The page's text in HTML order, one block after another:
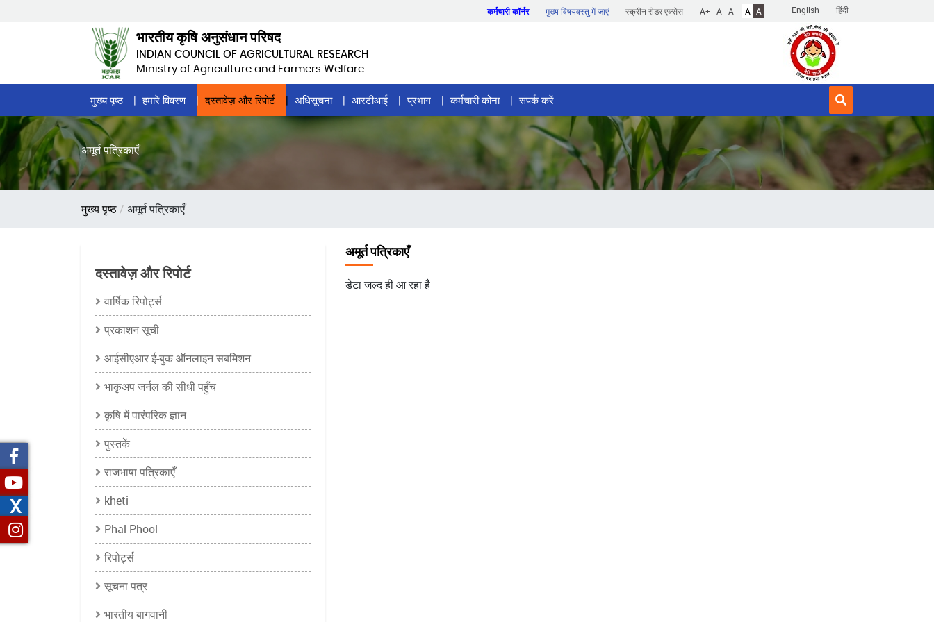
English हिंदी
कर्मचारी कॉर्नर मुख्य विषयवस्तु में जाएं स्क्रीन रीडर एक्सेस A+ A A- A A
भारतीय कृषि अनुसंधान परिषद
INDIAN COUNCIL OF AGRICULTURAL RESEARCH
Ministry of Agriculture and Farmers Welfare
Home
Page
Menu
मुख्य पृष्ठ हमारे विवरण दस्तावेज़ और रिपोर्ट अधिसूचना आरटीआई प्रभाग कर्मचारी कोना संपर्क करें
अमूर्त पत्रिकाएँ
पग
मुख्य पृष्ठ अमूर्त पत्रिकाएँ
दस्तावेज़ और रिपोर्ट
वार्षिक रिपोर्ट्स
प्रकाशन सूची
आईसीएआर ई-बुक ऑनलाइन सबमिशन
भाकृअप जर्नल की सीधी पहुँच
कृषि में पारंपरिक ज्ञान
पुस्तकें
राजभाषा पत्रिकाएँ
kheti
Phal-Phool
रिपोर्ट्स
सूचना-पत्र
भारतीय बागवानी
अमूर्त पत्रिकाएँ
डेटा जल्द ही आ रहा है
X